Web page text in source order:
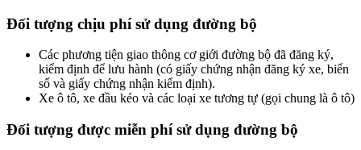
Đối tượng chịu phí sử dụng đường bộ
Các phương tiện giao thông cơ giới đường bộ đã đăng ký,
kiểm định để lưu hành (có giấy chứng nhận đăng ký xe, biển
số và giấy chứng nhận kiểm định).
Xe ô tô, xe đầu kéo và các loại xe tương tự (gọi chung là ô tô)
Đối tượng được miễn phí sử dụng đường bộ